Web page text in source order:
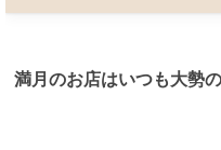
満月のお店はいつも大勢